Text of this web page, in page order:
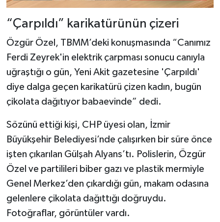
“Çarpıldı” karikatürünün çizeri
Özgür Özel, TBMM’deki konuşmasında “Canımız
Ferdi Zeyrek'in elektrik çarpması sonucu canıyla
uğraştığı o gün, Yeni Akit gazetesine 'Çarpıldı'
diye dalga geçen karikatürü çizen kadın, bugün
çikolata dağıtıyor babaevinde” dedi.
Sözünü ettiği kişi, CHP üyesi olan, İzmir
Büyükşehir Belediyesi’nde çalışırken bir süre önce
işten çıkarılan Gülşah Alyans’tı. Polislerin, Özgür
Özel ve partilileri biber gazı ve plastik mermiyle
Genel Merkez’den çıkardığı gün, makam odasına
gelenlere çikolata dağıttığı doğruydu.
Fotoğraflar, görüntüler vardı.